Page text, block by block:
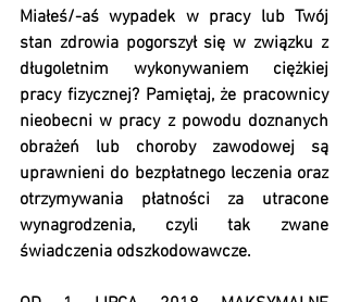
Miałeś/-aś wypadek w pracy lub Twój
stan zdrowia pogorszył się w związku z
długoletnim wykonywaniem ciężkiej
pracy fizycznej? Pamiętaj, że pracownicy
nieobecni w pracy z powodu doznanych
obrażeń lub choroby zawodowej są
uprawnieni do bezpłatnego leczenia oraz
otrzymywania płatności za utracone
wynagrodzenia, czyli tak zwane
świadczenia odszkodowawcze.